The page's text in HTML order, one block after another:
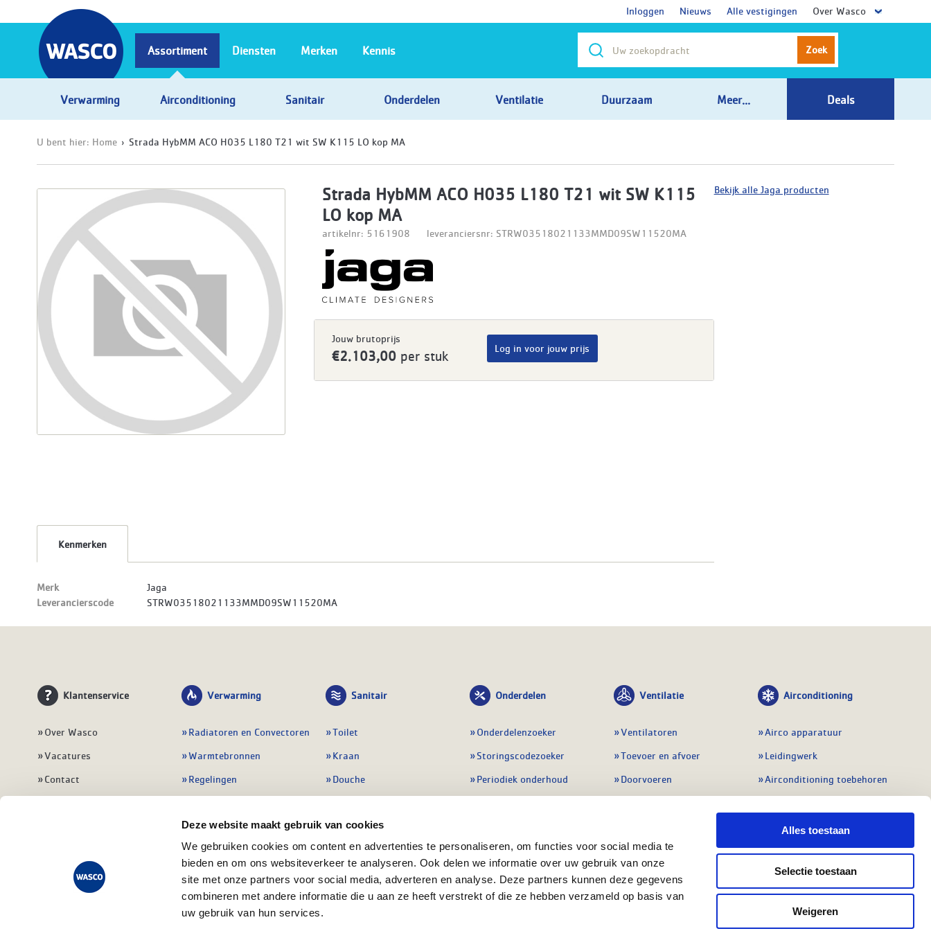
Deze website maakt gebruik van cookies
We gebruiken cookies om content en advertenties te personaliseren, om functies voor social media te
bieden en om ons websiteverkeer te analyseren. Ook delen we informatie over uw gebruik van onze
site met onze partners voor social media, adverteren en analyse. Deze partners kunnen deze gegevens
combineren met andere informatie die u aan ze heeft verstrekt of die ze hebben verzameld op basis van
uw gebruik van hun services.
Alles toestaan
Selectie toestaan
Weigeren
Inloggen Nieuws Alle vestigingen Over Wasco
Zoek
Assortiment
Verwarming Airconditioning Sanitair Onderdelen Ventilatie Duurzaam Meer... Deals
Diensten Merken Kennis
U bent hier: Home Strada HybMM ACO H035 L180 T21 wit SW K115 LO kop MA
Strada HybMM ACO H035 L180 T21 wit SW K115
LO kop MA
artikelnr: 5161908 leveranciersnr: STRW03518021133MMD09SW11520MA
Jouw brutoprijs
€2.103,00 per stuk
Log in voor jouw prijs
Kenmerken
Merk
Jaga
Leverancierscode
STRW03518021133MMD09SW11520MA
Bekijk alle Jaga producten
Klantenservice
Over Wasco
Vacatures
Contact
Veelgestelde vragen
Verwarming
Radiatoren en Convectoren
Warmtebronnen
Regelingen
Leidingwerk
Warmwatertoestellen
Alle verwarming
Sanitair
Toilet
Kraan
Douche
Badmeubel
Afvoeren
Alle sanitair
Onderdelen
Onderdelenzoeker
Storingscodezoeker
Periodiek onderhoud
Preventie & detectie
Alle onderdelen
Ventilatie
Ventilatoren
Toevoer en afvoer
Doorvoeren
Regelingen
Airconditioning
Airco apparatuur
Leidingwerk
Airconditioning toebehoren
Regelapparatuur
Alle koeling